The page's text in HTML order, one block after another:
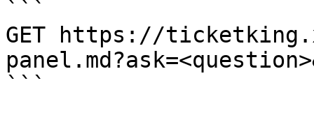
```
GET https://
```